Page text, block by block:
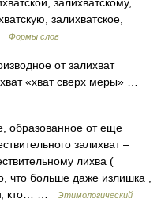
залихватское,
Формы слов
от залихват
«хват сверх меры» …
образованное от еще
залихват –
лихва (
что больше даже излишка ,
кто… …
Этимологический